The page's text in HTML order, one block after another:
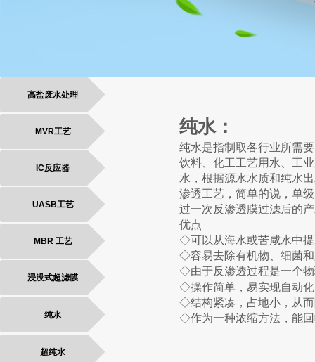
高盐废水处理
MVR工艺 纯水：
纯水是指制取各行业所需
饮料、化工工艺用水、工
水，根据源水水质和纯水
渗透工艺，简单的说， 单
过一次反渗透膜过滤后的
优点
◇可以从海水或苦咸水中
◇容易去除有机物、细菌
◇由于反渗透过程是一个
◇操作简单，易实现自动
◇结构紧凑，占地小，从
◇作为一种浓缩方法，能
IC反应器
UASB工艺
MBR 工艺
浸没式超滤膜
纯水
超纯水